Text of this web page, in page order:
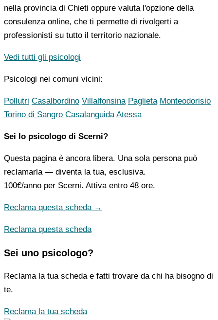
nella provincia di Chieti oppure valuta l'opzione della
consulenza online, che ti permette di rivolgerti a
professionisti su tutto il territorio nazionale.
Vedi tutti gli psicologi
Psicologi nei comuni vicini:
Pollutri Casalbordino Villalfonsina Paglieta Monteodorisio
Torino di Sangro Casalanguida Atessa
Sei lo psicologo di Scerni?
Questa pagina è ancora libera. Una sola persona può
reclamarla — diventa la tua, esclusiva.
100€/anno per Scerni. Attiva entro 48 ore.
Reclama questa scheda →
Reclama questa scheda
Sei uno psicologo?
Reclama la tua scheda e fatti trovare da chi ha bisogno di
te.
Reclama la tua scheda